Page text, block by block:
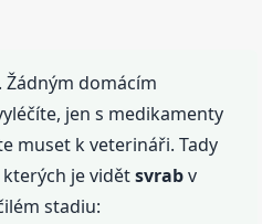
. Žádným domácím
jen s medikamenty
muset k veterináři. Tady
je vidětsvrabv
stadiu: